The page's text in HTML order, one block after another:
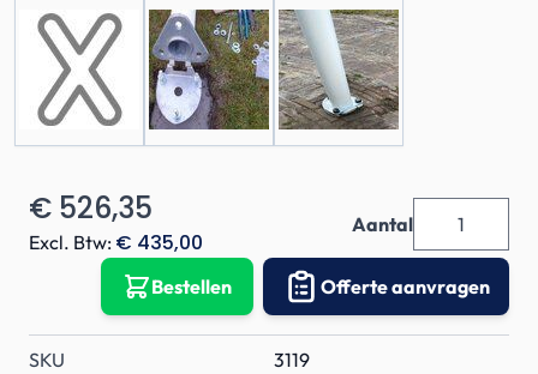
€ 526,35
Excl. Btw: € 435,00
Aantal
Bestellen Offerte aanvragen
SKU 3119